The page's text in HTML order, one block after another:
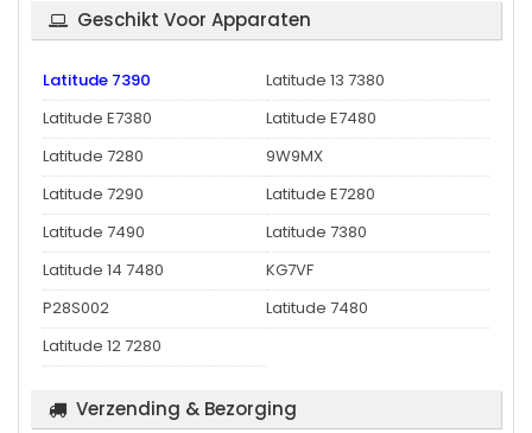
Geschikt Voor Apparaten
Latitude 7390
Latitude 13 7380
Latitude E7380
Latitude E7480
Latitude 7280
9W9MX
Latitude 7290
Latitude E7280
Latitude 7490
Latitude 7380
Latitude 14 7480
KG7VF
P28S002
Latitude 7480
Latitude 12 7280
Verzending & Bezorging